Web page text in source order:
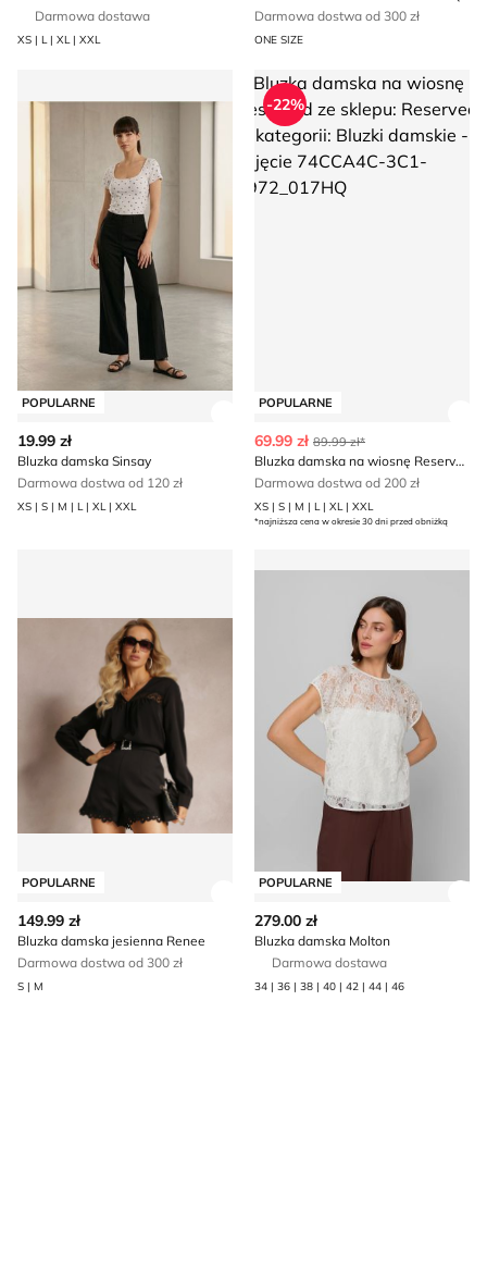
Darmowa dostawa
XS | L | XL | XXL
Darmowa dostwa od 300 zł
ONE SIZE
POPULARNE
19.99 zł
Bluzka damska Sinsay
Darmowa dostwa od 120 zł
XS | S | M | L | XL | XXL
Bluzka damska na wiosnę
POPULARNE
-22%
69.99 zł 89.99 zł*
Bluzka damska na wiosnę Reserved
Darmowa dostwa od 200 zł
XS | S | M | L | XL | XXL
*najniższa cena w okresie 30 dni przed obniżką
POPULARNE
149.99 zł
Bluzka damska jesienna Renee
Darmowa dostwa od 300 zł
S | M
POPULARNE
279.00 zł
Bluzka damska Molton
Darmowa dostawa
34 | 36 | 38 | 40 | 42 | 44 | 46